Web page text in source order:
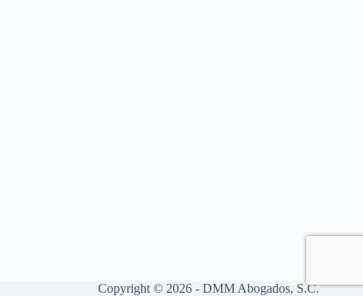
Copyright © 2026 - DMM Abogados, S.C.